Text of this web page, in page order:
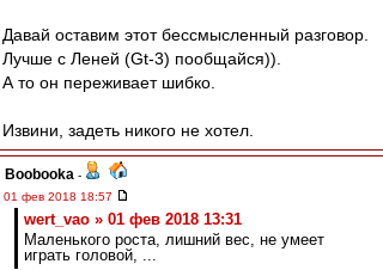
Давай оставим этот бессмысленный разговор.
Лучше с Леней (Gt-3) пообщайся)).
А то он переживает шибко.
Извини, задеть никого не хотел.
Boobooka -
01 фев 2018 18:57
wert_vao » 01 фев 2018 13:31
Маленького роста, лишний вес, не умеет
играть головой, ...